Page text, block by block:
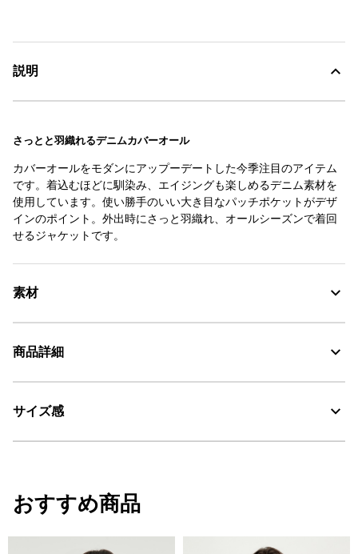
説明
さっとと羽織れるデニムカバーオール
カバーオールをモダンにアップーデートした今季注目のアイテム
です。着込むほどに馴染み、エイジングも楽しめるデニム素材を
使用しています。使い勝手のいい大き目なパッチポケットがデザ
インのポイント。外出時にさっと羽織れ、オールシーズンで着回
せるジャケットです。
素材
素材の特徴
商品詳細
・色：ダーク デニム (001)
サイズ感
リラックスフィット
サイズ 着丈 身幅
おすすめ商品